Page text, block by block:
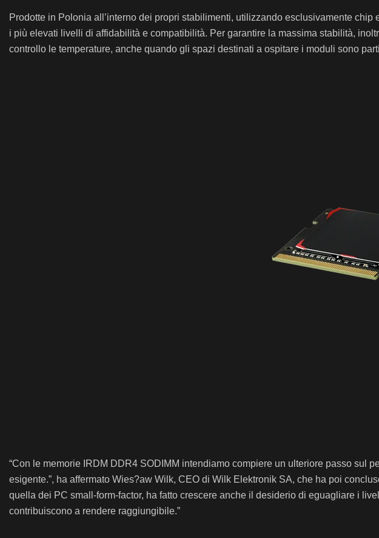
Prodotte in Polonia all’interno dei propri stabilimenti, utilizzando esclusivamente
i più elevati livelli di affidabilità e compatibilità. Per garantire la massima stabilità,
controllo le temperature, anche quando gli spazi destinati a ospitare i moduli sono
“Con le memorie IRDM DDR4 SODIMM intendiamo compiere un ulteriore passo sul
esigente.”, ha affermato Wies?aw Wilk, CEO di Wilk Elektronik SA, che ha poi
quella dei PC small-form-factor, ha fatto crescere anche il desiderio di eguagliare i
contribuiscono a rendere raggiungibile.”